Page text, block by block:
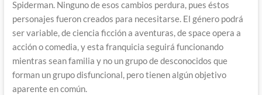
Spiderman. Ninguno de esos cambios perdura, pues éstos
personajes fueron creados para necesitarse. El género podrá
ser variable, de ciencia ficción a aventuras, de space opera a
acción o comedia, y esta franquicia seguirá funcionando
mientras sean familia y no un grupo de desconocidos que
forman un grupo disfuncional, pero tienen algún objetivo
aparente en común.